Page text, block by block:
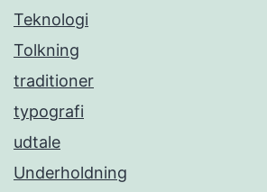
Teknologi
Tolkning
traditioner
typografi
udtale
Underholdning